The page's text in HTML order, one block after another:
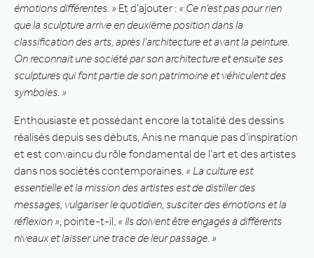
émotions différentes. » Et d’ajouter : « Ce n’est pas pour rien
que la sculpture arrive en deuxième position dans la
classification des arts, après l’architecture et avant la peinture.
On reconnait une société par son architecture et ensuite ses
sculptures qui font partie de son patrimoine et véhiculent des
symboles. »
Enthousiaste et possédant encore la totalité des dessins
réalisés depuis ses débuts, Anis ne manque pas d’inspiration
et est convaincu du rôle fondamental de l’art et des artistes
dans nos sociétés contemporaines. « La culture est
essentielle et la mission des artistes est de distiller des
messages, vulgariser le quotidien, susciter des émotions et la
réflexion » , pointe-t-il. « Ils doivent être engagés à différents
niveaux et laisser une trace de leur passage. »